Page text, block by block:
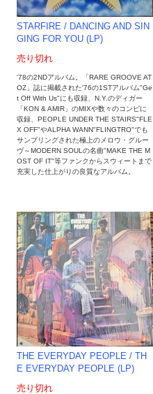
STARFIRE / DANCING AND SIN
GING FOR YOU (LP)
売り切れ
'78の2NDアルバム。「RARE GROOVE AT
OZ」誌に掲載された'76の1STアルバム"Ge
t Off With Us"にも収録、N.Y.のディガー
「KON & AMIR」のMIXや数々のコンピに
収録、PEOPLE UNDER THE STAIRS"FLE
X OFF"やALPHA WANN"FLINGTRO"でも
サンプリングされた極上のメロウ・グルー
ヴ～MODERN SOULの名曲"MAKE THE M
OST OF IT"等ファンクからスウィートまで
充実した仕上がりの良質なアルバム。
THE EVERYDAY PEOPLE ‎/ TH
E EVERYDAY PEOPLE (LP)
売り切れ